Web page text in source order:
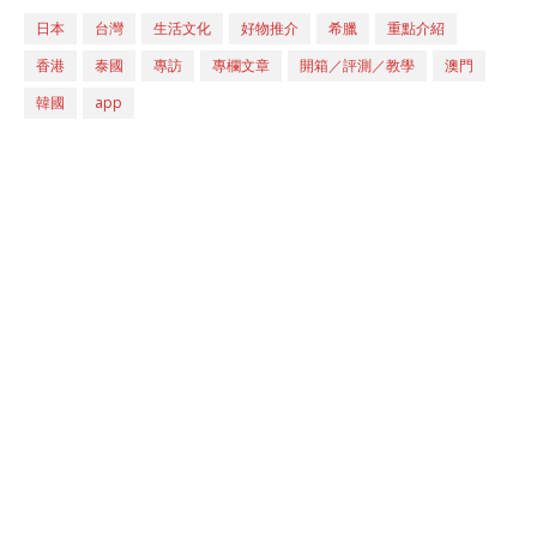
日本 台灣 生活文化 好物推介 希臘
重點介紹
香港
泰國 專訪 專欄文章 開箱／評測／教學
澳門
韓國
app